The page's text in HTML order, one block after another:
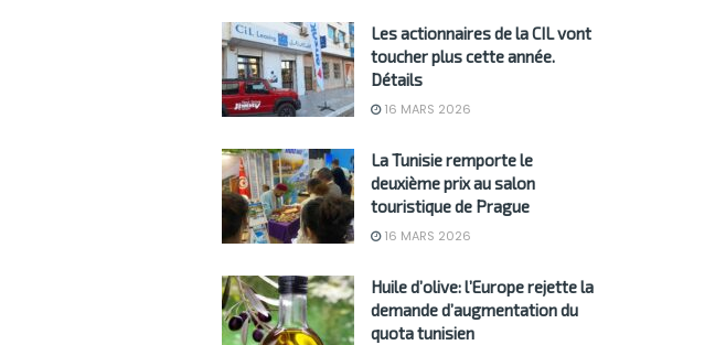
Les actionnaires de la CIL vont
toucher plus cette année.
Détails
16 MARS 2026
La Tunisie remporte le
deuxième prix au salon
touristique de Prague
16 MARS 2026
Huile d’olive: l’Europe rejette la
demande d’augmentation du
quota tunisien